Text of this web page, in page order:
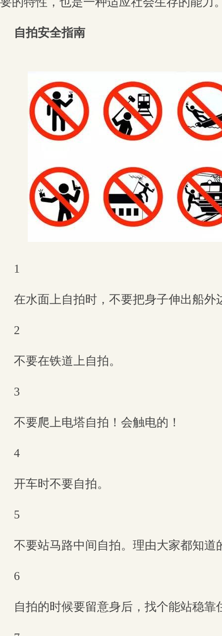
自拍安全指南
1
在水面上自拍时，不要把身子伸出船外
2
不要在铁道上自拍。
3
不要爬上电塔自拍！会触电的！
4
开车时不要自拍。
5
不要站马路中间自拍。理由大家都知道
6
自拍的时候要留意身后，找个能站稳靠